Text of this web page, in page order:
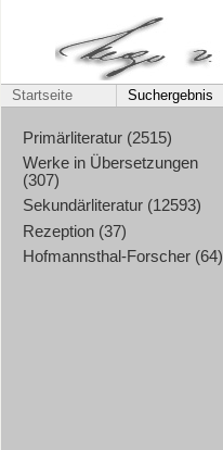
Startseite Suchergebnis
Primärliteratur (2515)
Werke in Übersetzungen
(307)
Sekundärliteratur (12593)
Rezeption (37)
Hofmannsthal-Forscher (64)